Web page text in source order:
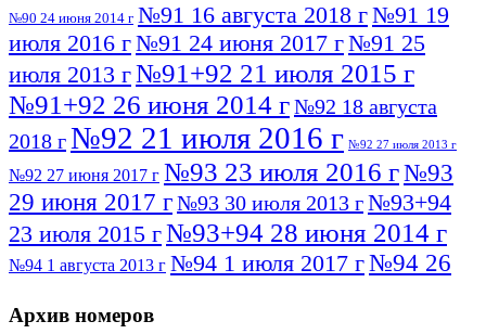
№90 24 июня 2014 г №91 16 августа 2018 г№91 19
июля 2016 г№91 24 июня 2017 г№91 25
июля 2013 г№91+92 21 июля 2015 г
№91+92 26 июня 2014 г№92 18 августа
2018 г№92 21 июля 2016 г №92 27 июля 2013 г
№92 27 июня 2017 г №93 23 июля 2016 г№93
29 июня 2017 г№93 30 июля 2013 г№93+94
23 июля 2015 г№93+94 28 июня 2014 г
№94 1 августа 2013 г №94 1 июля 2017 г№94 26
№95 7 августа 2012 г
Архив номеров